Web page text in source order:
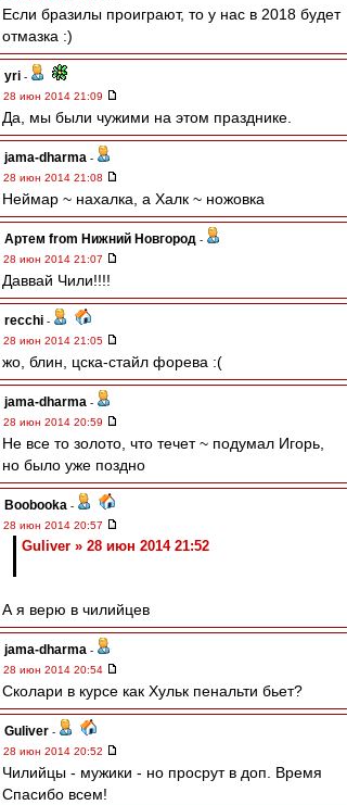
Если бразилы проиграют, то у нас в 2018 будет
отмазка :)
yri -
28 июн 2014 21:09
Да, мы были чужими на этом празднике.
jama-dharma -
28 июн 2014 21:08
Неймар ~ нахалка, а Халк ~ ножовка
Артем from Нижний Новгород -
28 июн 2014 21:07
Даввай Чили!!!!
recchi -
28 июн 2014 21:05
жо, блин, цска-стайл форева :(
jama-dharma -
28 июн 2014 20:59
Не все то золото, что течет ~ подумал Игорь,
но было уже поздно
Boobooka -
28 июн 2014 20:57
Guliver » 28 июн 2014 21:52
А я верю в чилийцев
jama-dharma -
28 июн 2014 20:54
Сколари в курсе как Хульк пенальти бьет?
Guliver -
28 июн 2014 20:52
Чилийцы - мужики - но просрут в доп. Время
Спасибо всем!